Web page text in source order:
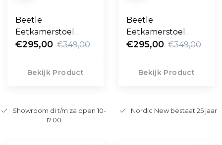
Beetle
Eetkamerstoel
mocha brown,
€295,00 €349,00
Bekijk Product
Beetle
Eetkamerstoel
lunar gray, zwart
€295,00 €349,00
Bekijk Product
Showroom di t/m za open 10-
17.00
Nordic New bestaat 25 jaar